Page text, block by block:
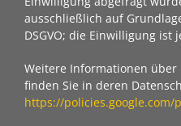
ausschließlich auf
DSGVO; die Einwilligung
Weitere Informationen über
finden Sie in deren
https://policies.google.com/